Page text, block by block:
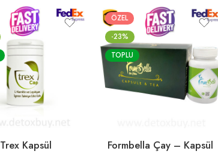
Trex Kapsül
ÖZEL
-23%
TOPLU
Formbella Çay – Kapsül